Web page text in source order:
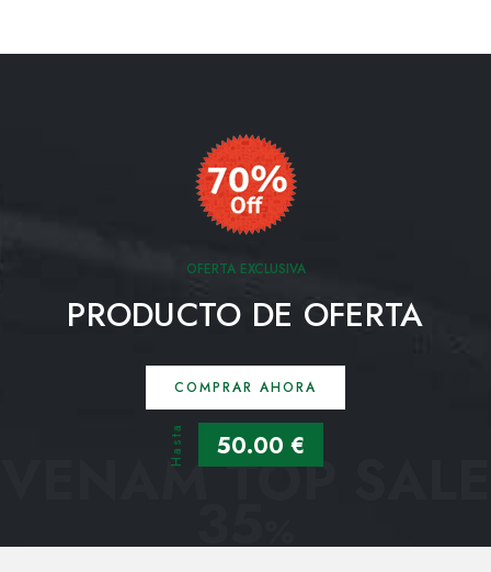
OFERTA EXCLUSIVA
PRODUCTO DE OFERTA
COMPRAR AHORA
Hasta 50.00 €
VENAM TOP SALE
35